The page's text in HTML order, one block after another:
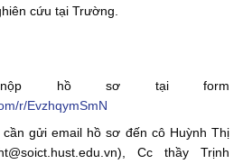
cứu tại Trường.
hồ sơ tại form
r/EvzhqymSmN
gửi email hồ sơ đến cô Huỳnh Thị
Cc thầy Trịnh